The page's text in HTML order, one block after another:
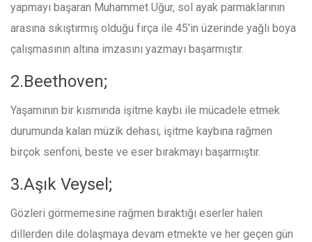
yapmayı başaran Muhammet Uğur, sol ayak parmaklarının
arasına sıkıştırmış olduğu fırça ile 45’in üzerinde yağlı boya
çalışmasının altına imzasını yazmayı başarmıştır.
2.Beethoven;
Yaşamının bir kısmında işitme kaybı ile mücadele etmek
durumunda kalan müzik dehası, işitme kaybına rağmen
birçok senfoni, beste ve eser bırakmayı başarmıştır.
3.Aşık Veysel;
Gözleri görmemesine rağmen bıraktığı eserler halen
dillerden dile dolaşmaya devam etmekte ve her geçen gün